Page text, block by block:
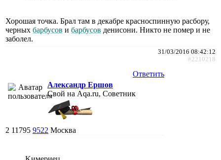
Хорошая точка. Брал там в декабре красноспинную расбору,
черных барбусов и барбусов денисони. Никто не помер и не
заболел.
31/03/2016 08:42:12
#2210218
Ответить
Александр Ершов
Свой на Aqa.ru, Советник
2 11795 9522 Москва